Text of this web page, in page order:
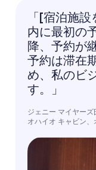
「[宿泊施
内に最初の
降、予約が
予約は滞在
め、私のビ
す。」
ジェニー マイヤーズ
オハイオ キャビン、